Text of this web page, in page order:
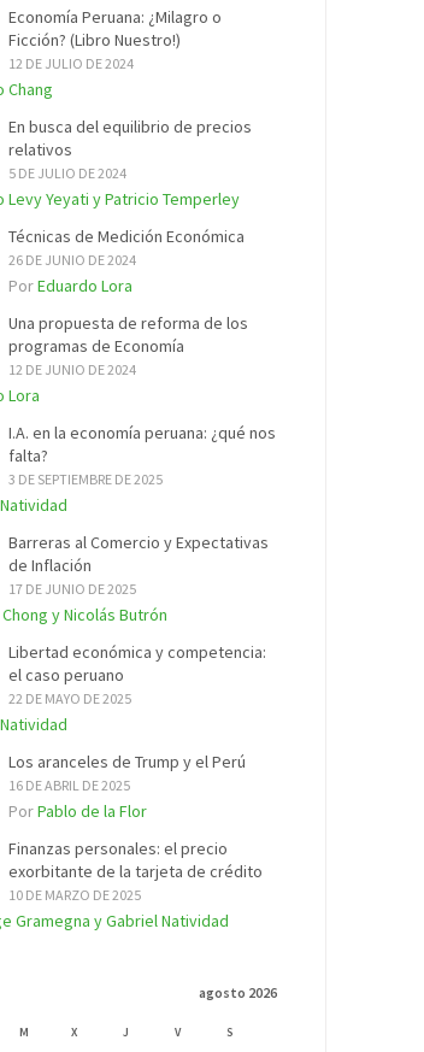
Economía Peruana: ¿Milagro o
Ficción? (Libro Nuestro!)
12 DE JULIO DE 2024
Chang
En busca del equilibrio de precios
relativos
5 DE JULIO DE 2024
Levy Yeyati y Patricio Temperley
Técnicas de Medición Económica
26 DE JUNIO DE 2024
PorEduardo Lora
Una propuesta de reforma de los
programas de Economía
12 DE JUNIO DE 2024
Lora
I.A. en la economía peruana: ¿qué nos
falta?
3 DE SEPTIEMBRE DE 2025
Barreras al Comercio y Expectativas
de Inflación
17 DE JUNIO DE 2025
y Nicolás Butrón
Libertad económica y competencia:
el caso peruano
22 DE MAYO DE 2025
Los aranceles de Trump y el Perú
16 DE ABRIL DE 2025
PorPablo de la Flor
Finanzas personales: el precio
exorbitante de la tarjeta de crédito
10 DE MARZO DE 2025
Gramegna y Gabriel Natividad
agosto 2026
M X J V S